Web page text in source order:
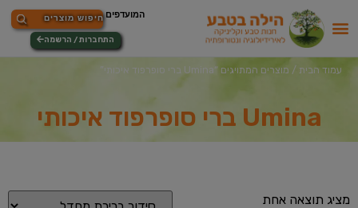
התחברות / הרשמה
עמוד הבית / מוצרים המתויגים “Umina ברי סופרפוד איכותי”
Umina ברי סופרפוד איכותי
מציג תוצאה אחת